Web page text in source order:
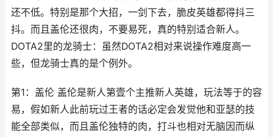
还不低。特别是那个大招，一剑下去，脆皮英雄都得抖三
抖。而且盖伦还很肉，不要易死，真的特别适合新人。
DOTA2里的龙骑士：虽然DOTA2相对来说操作难度高一
些，但龙骑士真的是个例外。
第1：盖伦 盖伦是新人第壹个主推新人英雄，玩法等于的容
易，假如新人此前玩过王者的话必定会发觉他和亚瑟的技
能全部类似，而且盖伦独特的肉，打斗也相对无脑因而纵